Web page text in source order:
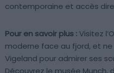
contemporaine et accès
Pour en savoir plus :Visitez
moderne face au fjord, et
Vigeland pour admirer ses
Découvrez le musée Munch,